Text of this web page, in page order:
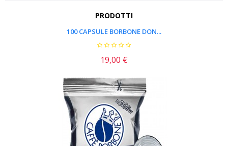
PRODOTTI
100 CAPSULE BORBONE DON...
Prezzo
19,00 €